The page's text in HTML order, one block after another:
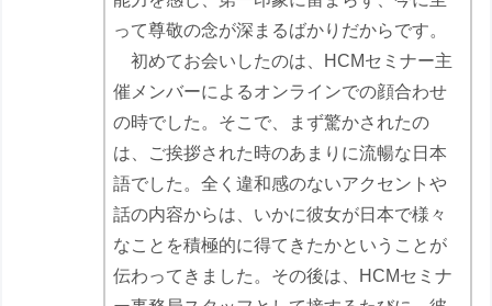
って尊敬の念が深まるばかりだからです。
初めてお会いしたのは、HCMセミナー主
催メンバーによるオンラインでの顔合わせ
の時でした。そこで、まず驚かされたの
は、ご挨拶された時のあまりに流暢な日本
語でした。全く違和感のないアクセントや
話の内容からは、いかに彼女が日本で様々
なことを積極的に得てきたかということが
伝わってきました。その後は、HCMセミナ